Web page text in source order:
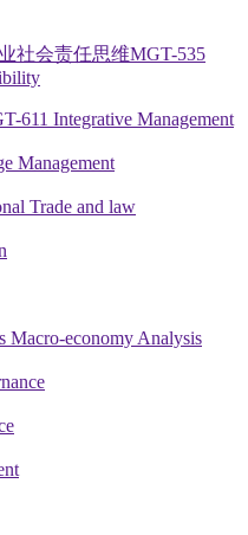
社会责任思维MGT-535
611 Integrative Management
Management
Trade and law
economy Analysis